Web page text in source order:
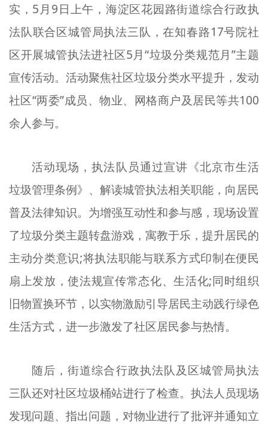
榜样人物
+
身边好人
文明评论
北京宣传文化引导基金
专题
资料库
+
实，5月9日上午，海淀区花园路街道综合行政执
法队联合区城管局执法三队，在知春路17号院社
区开展城管执法进社区5月“垃圾分类规范月”主题
宣传活动。活动聚焦社区垃圾分类水平提升，发动
社区“两委”成员、物业、网格商户及居民等共100
余人参与。
活动现场，执法队员通过宣讲《北京市生活
垃圾管理条例》、解读城管执法相关职能，向居民
普及法律知识。为增强互动性和参与感，现场设置
了垃圾分类主题转盘游戏，寓教于乐，提升居民的
主动分类意识;将执法职能与联系方式印制在便民
扇上发放，使法规宣传常态化、生活化;同时组织
旧物置换环节，以实物激励引导居民主动践行绿色
生活方式，进一步激发了社区居民参与热情。
随后，街道综合行政执法队及区城管局执法
三队还对社区垃圾桶站进行了检查。执法人员现场
发现问题、指出问题，对物业进行了批评并通知立